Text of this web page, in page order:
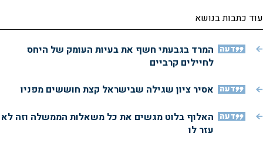
עוד כתבות בנושא
דעה המרד בגבעתי חשף את בעיות העומק של היחס
לחיילים קרביים
דעה אסיר ציון שגילה שבישראל קצת חוששים מפניו
דעה האלוף בלוט מגשים את כל משאלות הממשלה וזה לא
עזר לו